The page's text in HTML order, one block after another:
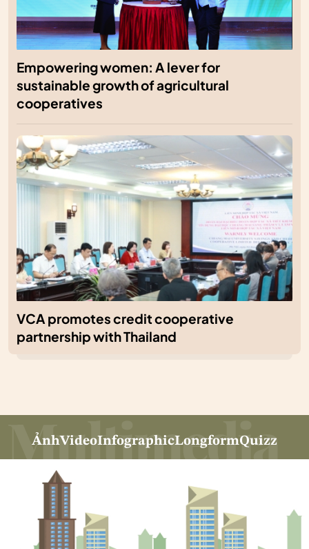
Empowering women: A lever for
sustainable growth of agricultural
cooperatives
VCA promotes credit cooperative
partnership with Thailand
ẢnhVideoInfographicLongformQuizz